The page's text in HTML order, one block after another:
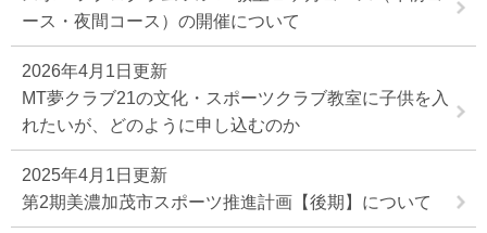
ース・夜間コース）の開催について
2026年4月1日更新
MT夢クラブ21の文化・スポーツクラブ教室に子供を入
れたいが、どのように申し込むのか
2025年4月1日更新
第2期美濃加茂市スポーツ推進計画【後期】について